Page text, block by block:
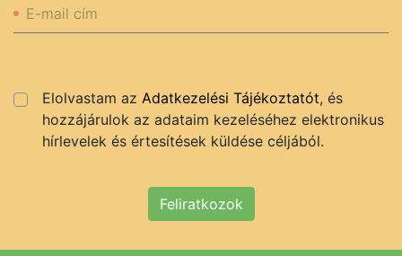
E-mail cím
Elolvastam az Adatkezelési Tájékoztatót, és
hozzájárulok az adataim kezeléséhez elektronikus
hírlevelek és értesítések küldése céljából.
Feliratkozok